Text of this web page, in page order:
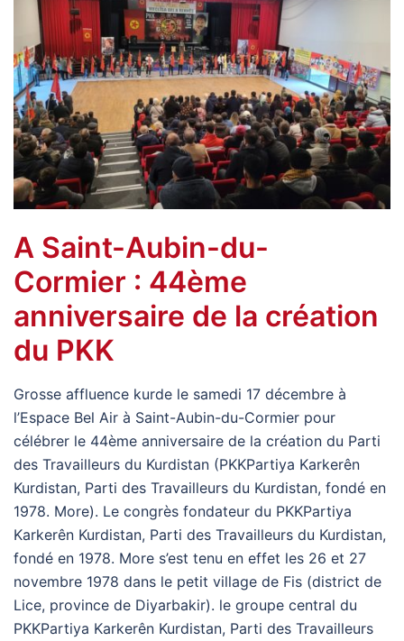
A Saint-Aubin-du-
Cormier : 44ème
anniversaire de la création
du PKK
Grosse affluence kurde le samedi 17 décembre à
l’Espace Bel Air à Saint-Aubin-du-Cormier pour
célébrer le 44ème anniversaire de la création du Parti
des Travailleurs du Kurdistan (PKKPartiya Karkerên
Kurdistan, Parti des Travailleurs du Kurdistan, fondé en
1978. More). Le congrès fondateur du PKKPartiya
Karkerên Kurdistan, Parti des Travailleurs du Kurdistan,
fondé en 1978. More s’est tenu en effet les 26 et 27
novembre 1978 dans le petit village de Fis (district de
Lice, province de Diyarbakir). le groupe central du
PKKPartiya Karkerên Kurdistan, Parti des Travailleurs